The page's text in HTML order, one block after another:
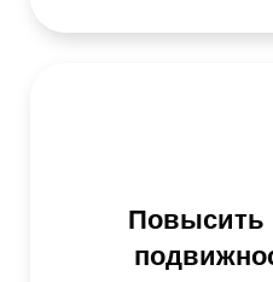
Повысить